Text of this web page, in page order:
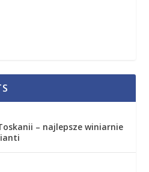
– najlepsze winiarnie